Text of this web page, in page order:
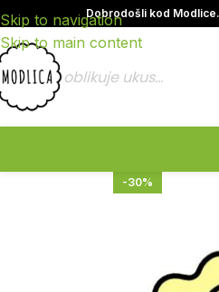
Skip to navigation
Skip to main content
Dobrodošli kod
oblikuje ukus...
-30%